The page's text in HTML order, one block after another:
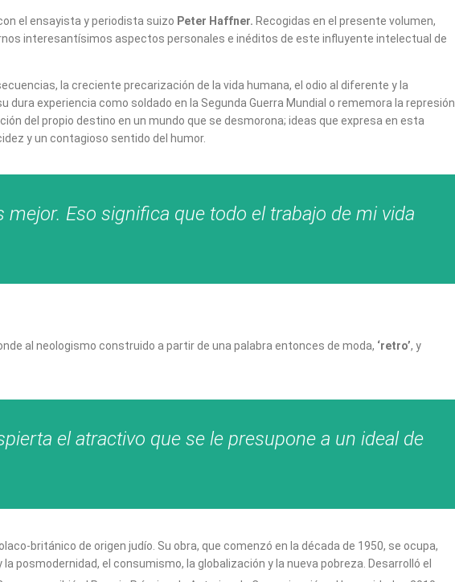
el ensayista y periodista suizo Peter Haffner. Recogidas en el presente volumen,
interesantísimos aspectos personales e inéditos de este influyente intelectual de
la creciente precarización de la vida humana, el odio al diferente y la
experiencia como soldado en la Segunda Guerra Mundial o rememora la represión
del propio destino en un mundo que se desmorona; ideas que expresa en esta
y un contagioso sentido del humor.
Eso significa que todo el trabajo de mi vida
al neologismo construido a partir de una palabra entonces de moda, ‘retro’, y
el atractivo que se le presupone a un ideal de
británico de origen judío. Su obra, que comenzó en la década de 1950, se ocupa,
el consumismo, la globalización y la nueva pobreza. Desarrolló el